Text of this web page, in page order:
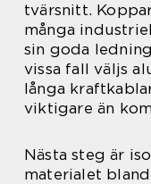
tvärsnitt.
många
sin goda
vissa fall väljs
långa
viktigare än
Nästa steg är
materialet bland